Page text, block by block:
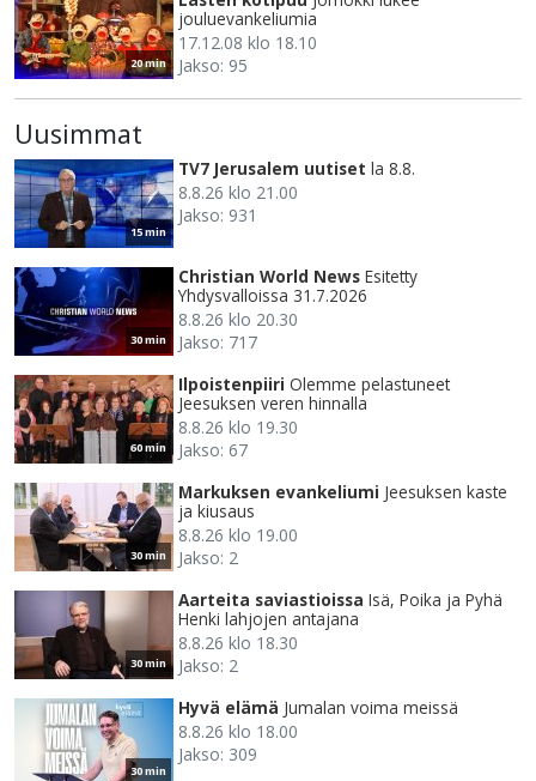
20 min
jouluevankeliumia
17.12.08 klo 18.10
Jakso: 95
Uusimmat
15 min
TV7 Jerusalem uutiset la 8.8.
8.8.26 klo 21.00
Jakso: 931
30 min
Christian World News Esitetty
Yhdysvalloissa 31.7.2026
8.8.26 klo 20.30
Jakso: 717
60 min
Ilpoistenpiiri Olemme pelastuneet
Jeesuksen veren hinnalla
8.8.26 klo 19.30
Jakso: 67
30 min
Markuksen evankeliumi Jeesuksen kaste
ja kiusaus
8.8.26 klo 19.00
Jakso: 2
30 min
Aarteita saviastioissa Isä, Poika ja Pyhä
Henki lahjojen antajana
8.8.26 klo 18.30
Jakso: 2
30 min
Hyvä elämä Jumalan voima meissä
8.8.26 klo 18.00
Jakso: 309